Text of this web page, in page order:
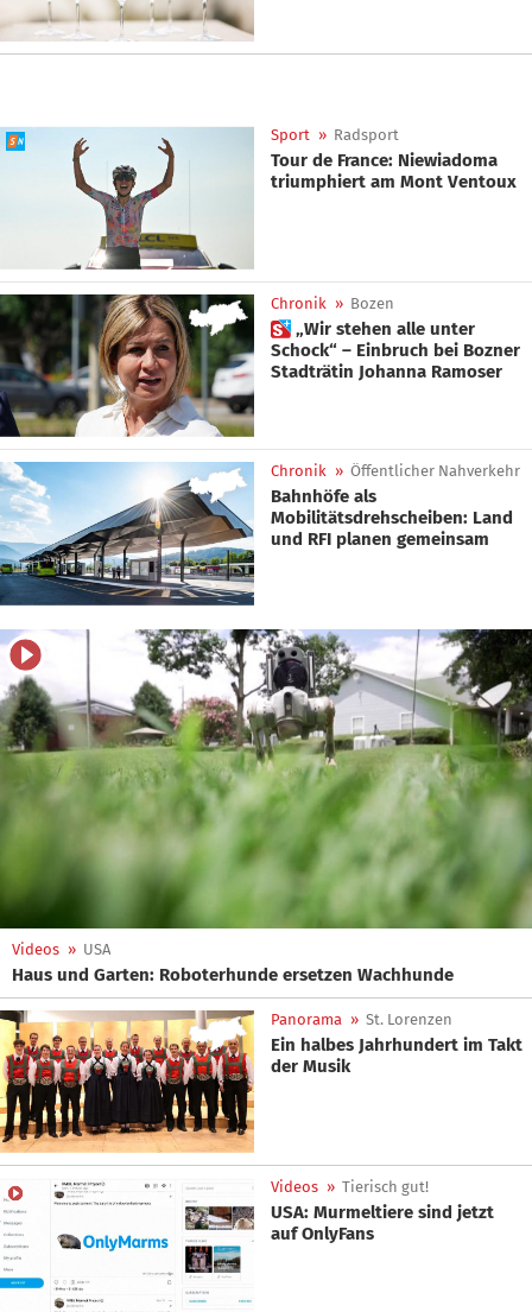
Sport » Radsport
Tour de France: Niewiadoma
triumphiert am Mont Ventoux
Chronik » Bozen
 „Wir stehen alle unter
Schock“ – Einbruch bei Bozner
Stadträtin Johanna Ramoser
Chronik » Öffentlicher Nahverkehr
Bahnhöfe als
Mobilitätsdrehscheiben: Land
und RFI planen gemeinsam
Videos » USA
Haus und Garten: Roboterhunde ersetzen Wachhunde
Panorama » St. Lorenzen
Ein halbes Jahrhundert im Takt
der Musik
Videos » Tierisch gut!
USA: Murmeltiere sind jetzt
auf OnlyFans